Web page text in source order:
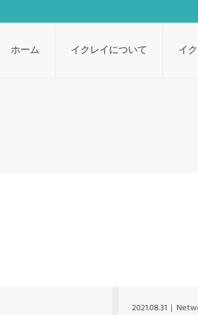
ホーム イクレイについて イ
2021.08.31